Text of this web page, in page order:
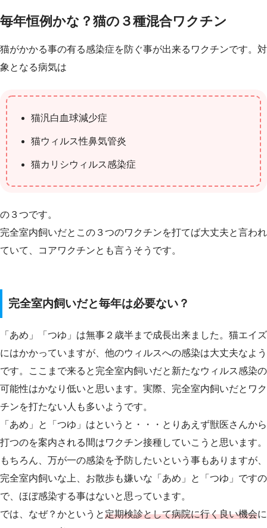
毎年恒例かな？猫の３種混合ワクチン
猫がかかる事の有る感染症を防ぐ事が出来るワクチンです。対
象となる病気は
猫汎白血球減少症
猫ウィルス性鼻気管炎
猫カリシウィルス感染症
の３つです。
完全室内飼いだとこの３つのワクチンを打てば大丈夫と言われ
ていて、コアワクチンとも言うそうです。
完全室内飼いだと毎年は必要ない？
「あめ」「つゆ」は無事２歳半まで成長出来ました。猫エイズ
にはかかっていますが、他のウィルスへの感染は大丈夫なよう
です。ここまで来ると完全室内飼いだと新たなウィルス感染の
可能性はかなり低いと思います。実際、完全室内飼いだとワク
チンを打たない人も多いようです。
「あめ」と「つゆ」はというと・・・とりあえず獣医さんから
打つのを案内される間はワクチン接種していこうと思います。
もちろん、万が一の感染を予防したいという事もありますが、
完全室内飼いな上、お散歩も嫌いな「あめ」と「つゆ」ですの
で、ほぼ感染する事はないと思っています。
では、なぜ？かというと定期検診として病院に行く良い機会に